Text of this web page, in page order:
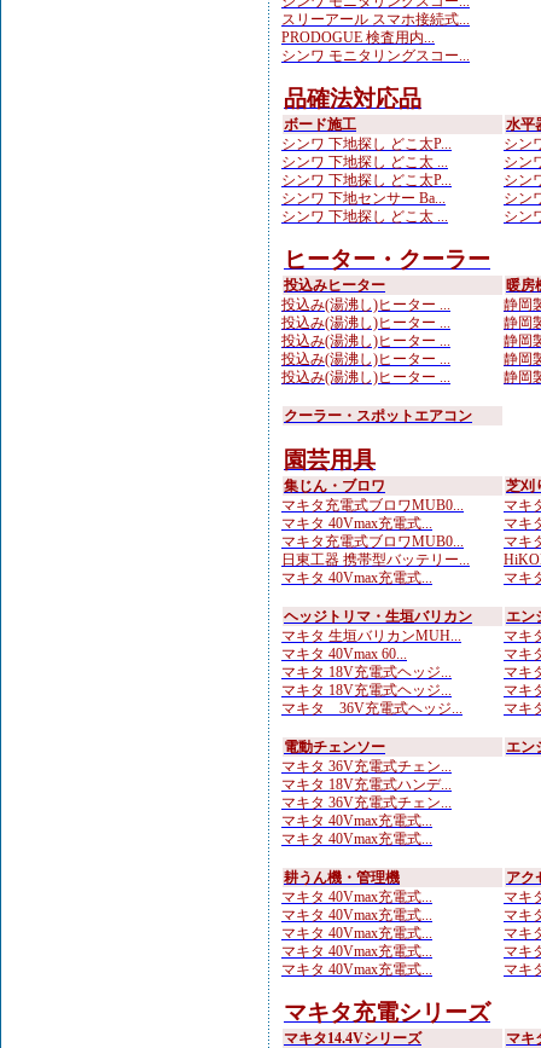
スリーアール スマホ接続式...
PRODOGUE 検査用内...
シンワ モニタリングスコー...
品確法対応品
ボード施工
シンワ 下地探し どこ太P...
シンワ 下地探し どこ太 ...
シンワ 下地探し どこ太P...
シンワ 下地センサー Ba...
シンワ 下地探し どこ太 ...
水平
シン
シン
シン
シン
シン
ヒーター・クーラー
投込みヒーター
投込み(湯沸し)ヒーター ...
投込み(湯沸し)ヒーター ...
投込み(湯沸し)ヒーター ...
投込み(湯沸し)ヒーター ...
投込み(湯沸し)ヒーター ...
暖房
静岡
静岡
静岡
静岡
静岡
クーラー・スポットエアコン
園芸用具
集じん・ブロワ
マキタ充電式ブロワMUB0...
マキタ 40Vmax充電式...
マキタ充電式ブロワMUB0...
日東工器 携帯型バッテリー...
マキタ 40Vmax充電式...
芝刈
マキ
マキ
マキ
マキ
ヘッジトリマ・生垣バリカン
マキタ 生垣バリカンMUH...
マキタ 40Vmax 60...
マキタ 18V充電式ヘッジ...
マキタ 18V充電式ヘッジ...
マキタ 36V充電式ヘッジ...
エン
マキ
マキ
マキ
マキ
マキ
電動チェンソー
マキタ 36V充電式チェン...
マキタ 18V充電式ハンデ...
マキタ 36V充電式チェン...
マキタ 40Vmax充電式...
マキタ 40Vmax充電式...
エン
耕うん機・管理機
マキタ 40Vmax充電式...
マキタ 40Vmax充電式...
マキタ 40Vmax充電式...
マキタ 40Vmax充電式...
マキタ 40Vmax充電式...
アク
マキ
マキ
マキ
マキ
マキ
マキタ充電シリーズ
マキタ14.4Vシリーズ
マキ